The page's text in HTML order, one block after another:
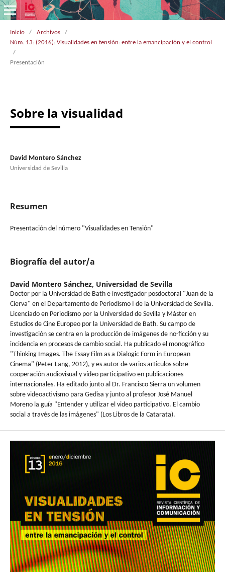
Inicio / Archivos
/
Núm. 13: (2016): Visualidades en tensión: entre la emancipación y el control
/
Presentación
Sobre la visualidad
David Montero Sánchez
Universidad de Sevilla
Resumen
Presentación del número "Visualidades en Tensión"
Biografía del autor/a
David Montero Sánchez, Universidad de Sevilla
Doctor por la Universidad de Bath e investigador posdoctoral "Juan de la
Cierva" en el Departamento de Periodismo I de la Universidad de Sevilla.
Licenciado en Periodismo por la Universidad de Sevilla y Máster en
Estudios de Cine Europeo por la Universidad de Bath. Su campo de
investigación se centra en la producción de imágenes de no-ficción y su
incidencia en procesos de cambio social. Ha publicado el monográfico
"Thinking Images. The Essay Film as a Dialogic Form in European
Cinema" (Peter Lang, 2012), y es autor de varios artículos sobre
cooperación audiovisual y vídeo participativo en publicaciones
internacionales. Ha editado junto al Dr. Francisco Sierra un volumen
sobre videoactivismo para Gedisa y junto al profesor José Manuel
Moreno la guía "Entender y utilizar el video participativo. El cambio
social a través de las imágenes" (Los Libros de la Catarata).